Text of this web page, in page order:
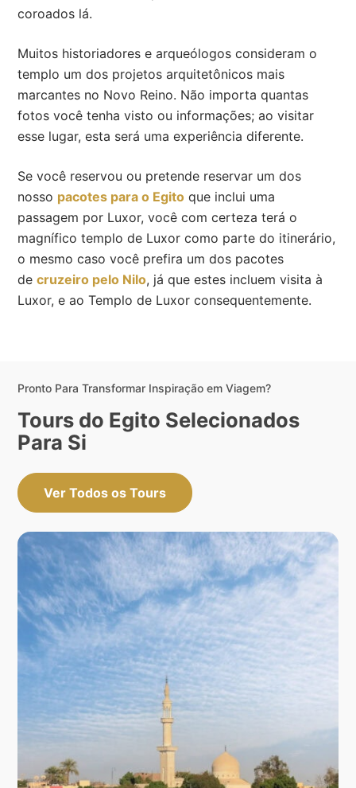
coroados lá.
Muitos historiadores e arqueólogos consideram o
templo um dos projetos arquitetônicos mais
marcantes no Novo Reino. Não importa quantas
fotos você tenha visto ou informações; ao visitar
esse lugar, esta será uma experiência diferente.
Se você reservou ou pretende reservar um dos
nosso pacotes para o Egito que inclui uma
passagem por Luxor, você com certeza terá o
magnífico templo de Luxor como parte do itinerário,
o mesmo caso você prefira um dos pacotes
decruzeiro pelo Nilo, já que estes incluem visita à
Luxor, e ao Templo de Luxor consequentemente.
Pronto Para Transformar Inspiração em Viagem?
Tours do Egito Selecionados
Para Si
Ver Todos os Tours